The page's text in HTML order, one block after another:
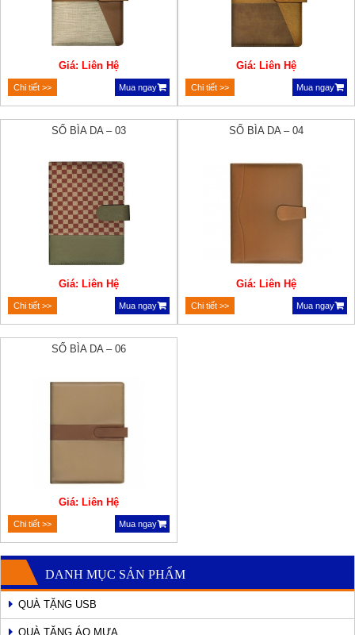
Giá: Liên Hệ
Chi tiết >> Mua ngay
Giá: Liên Hệ
Chi tiết >> Mua ngay
SỔ BÌA DA – 03
Giá: Liên Hệ
Chi tiết >> Mua ngay
SỔ BÌA DA – 04
Giá: Liên Hệ
Chi tiết >> Mua ngay
SỔ BÌA DA – 06
Giá: Liên Hệ
Chi tiết >> Mua ngay
DANH MỤC SẢN PHẨM
QUÀ TẶNG USB
QUÀ TẶNG ÁO MƯA